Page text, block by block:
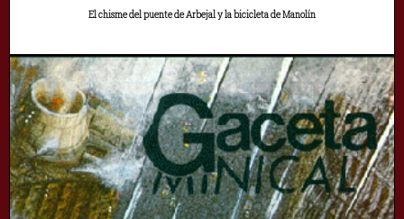
El chisme del puente de Arbejal y la bicicleta de Manolín